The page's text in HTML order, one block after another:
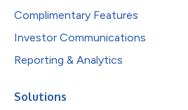
Complimentary Features
Investor Communications
Reporting & Analytics
Solutions